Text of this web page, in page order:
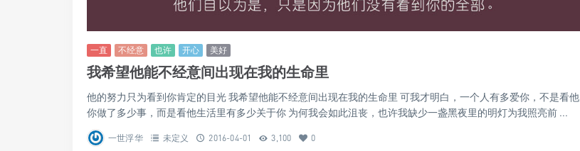
我希望他能不经意间出现在我的生命里
你做了多少事，而是看他生活里有多少关于你 为何我会如此沮丧，也许我缺少一盏黑夜里的明灯为我照亮前 ...